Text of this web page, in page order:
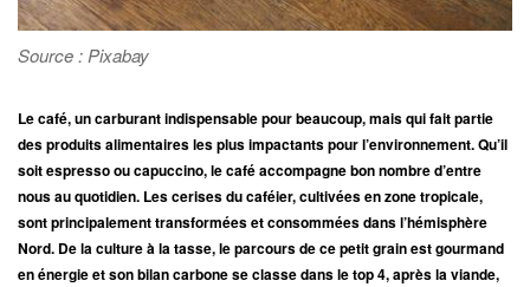
Source : Pixabay
Le café, un carburant indispensable pour beaucoup, mais qui fait partie
des produits alimentaires les plus impactants pour l’environnement. Qu’il
soit espresso ou capuccino, le café accompagne bon nombre d’entre
nous au quotidien. Les cerises du caféier, cultivées en zone tropicale,
sont principalement transformées et consommées dans l’hémisphère
Nord. De la culture à la tasse, le parcours de ce petit grain est gourmand
en énergie et son bilan carbone se classe dans le top 4, après la viande,